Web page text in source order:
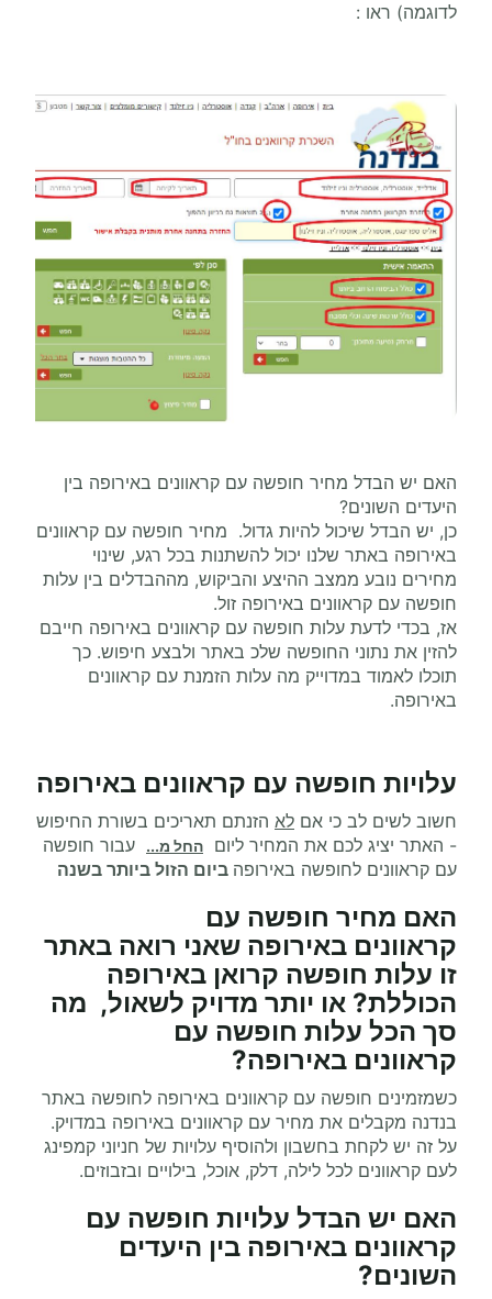
לדוגמה) ראו :
האם יש הבדל מחיר חופשה עם קראוונים באירופה בין
היעדים השונים?
כן, יש הבדל שיכול להיות גדול. מחיר חופשה עם קראוונים
באירופה באתר שלנו יכול להשתנות בכל רגע, שינוי
מחירים נובע ממצב ההיצע והביקוש, מההבדלים בין עלות
חופשה עם קראוונים באירופה זול.
אז, בכדי לדעת עלות חופשה עם קראוונים באירופה חייבם
להזין את נתוני החופשה שלכ באתר ולבצע חיפוש. כך
תוכלו לאמוד במדוייק מה עלות הזמנת עם קראוונים
באירופה.
עלויות חופשה עם קראוונים באירופה
חשוב לשים לב כי אם לא הזנתם תאריכים בשורת החיפוש
- האתר יציג לכם את המחיר ליום החל מ...
עבור חופשה
עם קראוונים לחופשה באירופה ביום הזול ביותר בשנה
האם מחיר חופשה עם
קראוונים באירופה שאני רואה באתר
זו עלות חופשה קרואן באירופה
הכוללת? או יותר מדויק לשאול, מה
סך הכל עלות חופשה עם
קראוונים באירופה?
כשמזמינים חופשה עם קראוונים באירופה לחופשה באתר
בנדנה מקבלים את מחיר עם קראוונים באירופה במדויק.
על זה יש לקחת בחשבון ולהוסיף עלויות של חניוני קמפינג
לעם קראוונים לכל לילה, דלק, אוכל, בילויים ובזבוזים.
האם יש הבדל עלויות חופשה עם
קראוונים באירופה בין היעדים
השונים?